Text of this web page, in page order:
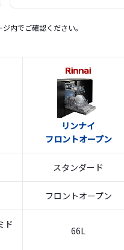
内でご確認ください。
リンナイ
フロントオープン
スタンダード
フロントオープン
ド
66L